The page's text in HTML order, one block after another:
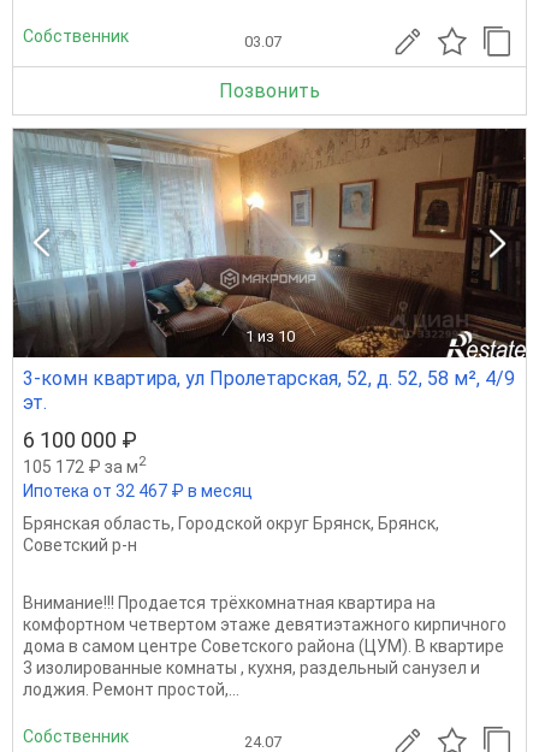
Собственник 03.07
Позвонить
1 из 10
3-комн квартира, ул Пролетарская, 52, д. 52, 58 м², 4/9
эт.
6 100 000 ₽
105 172 ₽ за м2
Ипотека от 32 467 ₽ в месяц
Брянская область, Городской округ Брянск, Брянск,
Советский р-н
Внимание!!! Продается трёхкомнатная квартира на
комфортном четвертом этаже девятиэтажного кирпичного
дома в самом центре Советского района (ЦУМ). В квартире
3 изолированные комнаты , кухня, раздельный санузел и
лоджия. Ремонт простой,...
Собственник 24.07